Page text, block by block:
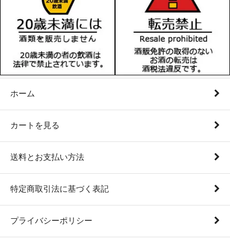
ホーム
カートを見る
送料とお支払い方法
特定商取引法に基づく表記
プライバシーポリシー